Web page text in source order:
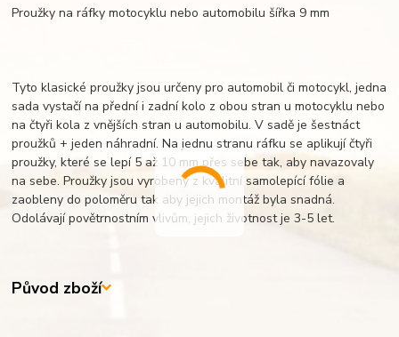
Proužky na ráfky motocyklu nebo automobilu šířka 9 mm
Tyto klasické proužky jsou určeny pro automobil či motocykl, jedna
sada vystačí na přední i zadní kolo z obou stran u motocyklu nebo
na čtyři kola z vnějších stran u automobilu. V sadě je šestnáct
proužků + jeden náhradní. Na jednu stranu ráfku se aplikují čtyři
proužky, které se lepí 5 až 10 mm přes sebe tak, aby navazovaly
na sebe. Proužky jsou vyrobeny z kvalitní samolepící fólie a
zaobleny do poloměru tak aby jejich montáž byla snadná.
Odolávají povětrnostním vlivům, jejich životnost je 3-5 let.
Původ zboží